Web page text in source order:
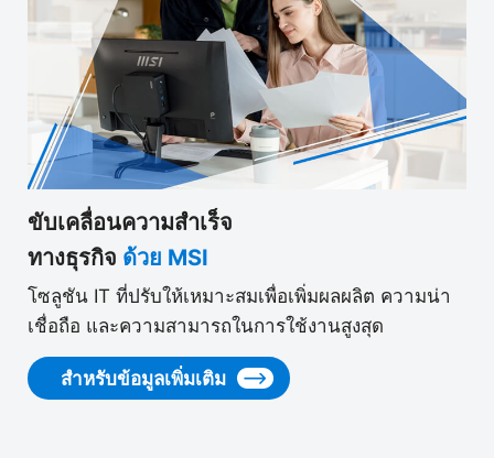
ขับเคลื่อนความสำเร็จ
ทางธุรกิจ ด้วย MSI
โซลูชัน IT ที่ปรับให้เหมาะสมเพื่อเพิ่มผลผลิต ความน่า
เชื่อถือ และความสามารถในการใช้งานสูงสุด
สำหรับข้อมูลเพิ่มเติม